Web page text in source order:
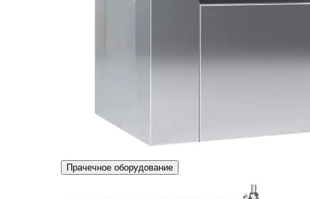
Прачечное оборудование